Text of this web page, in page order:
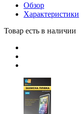
Обзор
Характеристики
Товар есть в наличии